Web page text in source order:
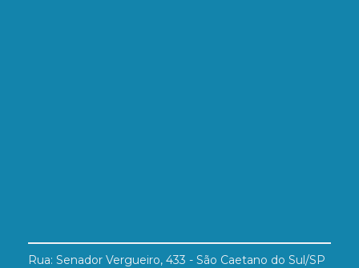
Rua: Senador Vergueiro, 433 - São Caetano do Sul/SP